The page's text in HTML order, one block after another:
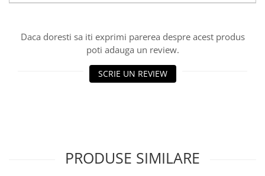
Daca doresti sa iti exprimi parerea despre acest produs
poti adauga un review.
SCRIE UN REVIEW
PRODUSE SIMILARE